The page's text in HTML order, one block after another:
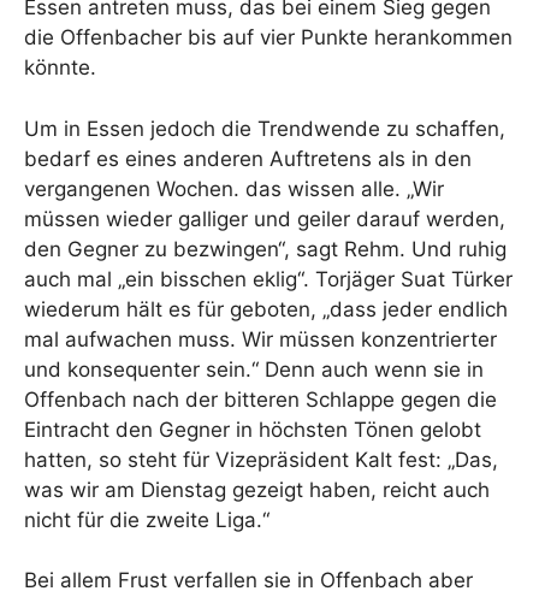
Essen antreten muss, das bei einem Sieg gegen
die Offenbacher bis auf vier Punkte herankommen
könnte.
Um in Essen jedoch die Trendwende zu schaffen,
bedarf es eines anderen Auftretens als in den
vergangenen Wochen. das wissen alle. „Wir
müssen wieder galliger und geiler darauf werden,
den Gegner zu bezwingen“, sagt Rehm. Und ruhig
auch mal „ein bisschen eklig“. Torjäger Suat Türker
wiederum hält es für geboten, „dass jeder endlich
mal aufwachen muss. Wir müssen konzentrierter
und konsequenter sein.“ Denn auch wenn sie in
Offenbach nach der bitteren Schlappe gegen die
Eintracht den Gegner in höchsten Tönen gelobt
hatten, so steht für Vizepräsident Kalt fest: „Das,
was wir am Dienstag gezeigt haben, reicht auch
nicht für die zweite Liga.“
Bei allem Frust verfallen sie in Offenbach aber